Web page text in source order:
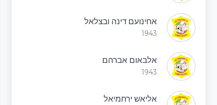
אחינועם דינה ובצלאל
1943
אלבאום אברהם
1943
אליאש ירחמיאל